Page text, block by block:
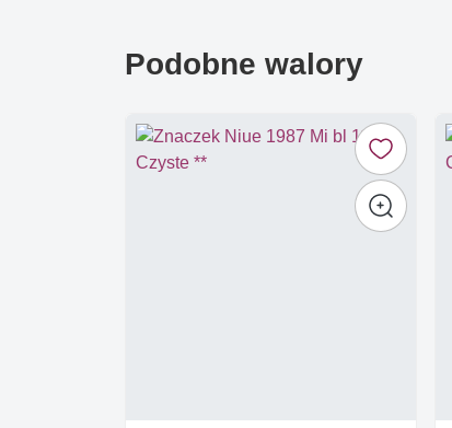
Podobne walory